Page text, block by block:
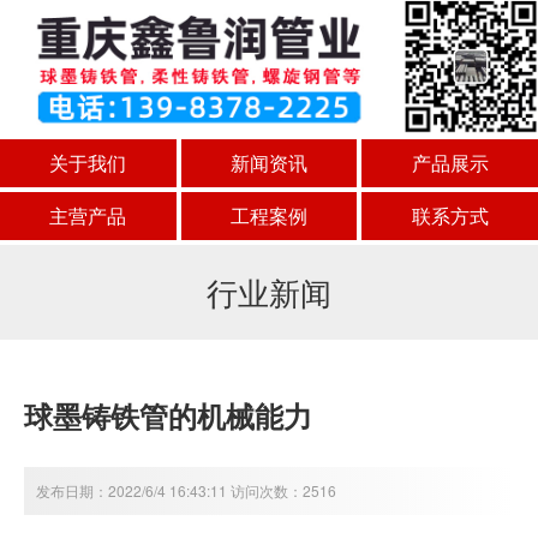
关于我们 新闻资讯
产品展示
主营产品
工程案例 联系方式
行业新闻
球墨铸铁管的机械能力
发布日期：2022/6/4 16:43:11 访问次数：2516